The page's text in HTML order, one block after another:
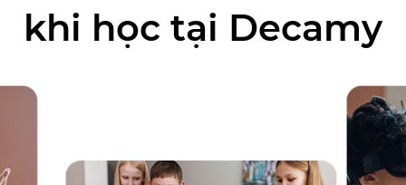
khi học tại Decamy